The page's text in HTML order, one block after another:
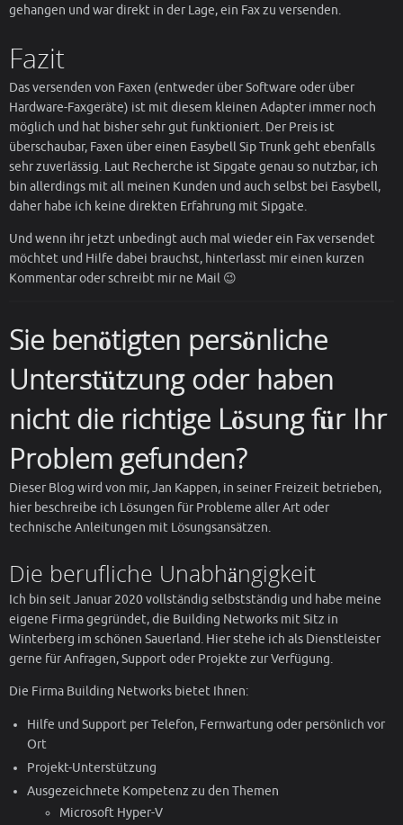
gehangen und war direkt in der Lage, ein Fax zu versenden.
Fazit
Das versenden von Faxen (entweder über Software oder über
Hardware-Faxgeräte) ist mit diesem kleinen Adapter immer noch
möglich und hat bisher sehr gut funktioniert. Der Preis ist
überschaubar, Faxen über einen Easybell Sip Trunk geht ebenfalls
sehr zuverlässig. Laut Recherche ist Sipgate genau so nutzbar, ich
bin allerdings mit all meinen Kunden und auch selbst bei Easybell,
daher habe ich keine direkten Erfahrung mit Sipgate.
Und wenn ihr jetzt unbedingt auch mal wieder ein Fax versendet
möchtet und Hilfe dabei brauchst, hinterlasst mir einen kurzen
Kommentar oder schreibt mir ne Mail 😉
Sie benötigten persönliche
Unterstützung oder haben
nicht die richtige Lösung für Ihr
Problem gefunden?
Dieser Blog wird von mir, Jan Kappen, in seiner Freizeit betrieben,
hier beschreibe ich Lösungen für Probleme aller Art oder
technische Anleitungen mit Lösungsansätzen.
Die berufliche Unabhängigkeit
Ich bin seit Januar 2020 vollständig selbstständig und habe meine
eigene Firma gegründet, die Building Networks mit Sitz in
Winterberg im schönen Sauerland. Hier stehe ich als Dienstleister
gerne für Anfragen, Support oder Projekte zur Verfügung.
Die Firma Building Networks bietet Ihnen:
Hilfe und Support per Telefon, Fernwartung oder persönlich vor
Ort
Projekt-Unterstützung
Ausgezeichnete Kompetenz zu den Themen
Microsoft Hyper-V